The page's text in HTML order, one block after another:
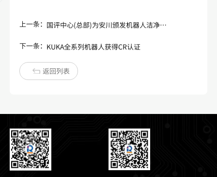
上一条： 国评中心(总部)为安川颁发机器人洁净级认证证书！
下一条： KUKA全系列机器人获得CR认证
返回列表